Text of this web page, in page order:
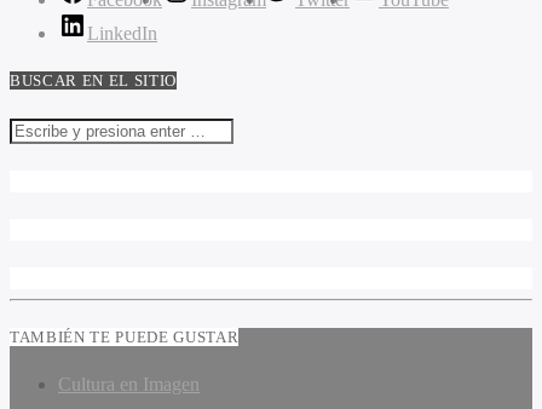
LinkedIn
BUSCAR EN EL SITIO
TAMBIÉN TE PUEDE GUSTAR
Cultura en Imagen